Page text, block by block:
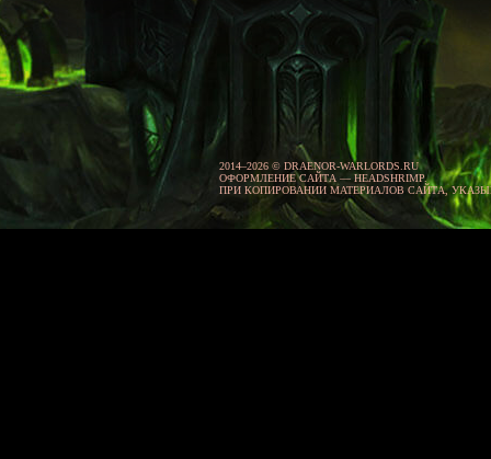
2014–2026 © DRAENOR-WARLORDS.RU
ОФОРМЛЕНИЕ САЙТА — HEADSHRIMP.
ПРИ КОПИРОВАНИИ МАТЕРИАЛОВ САЙТА,